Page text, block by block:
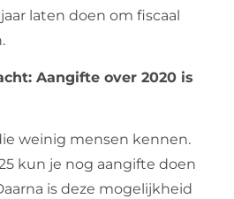
laten doen om fiscaal
Aangifte over 2020 is
weinig mensen kennen.
kun je nog aangifte doen
is deze mogelijkheid